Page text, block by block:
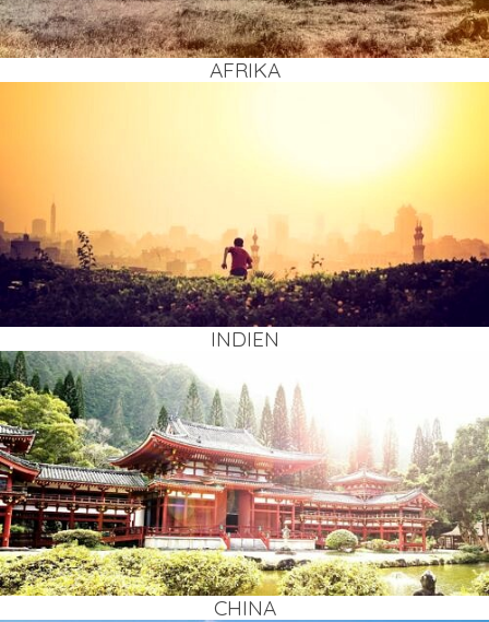
AFRI­KA
INDI­EN
CHI­NA